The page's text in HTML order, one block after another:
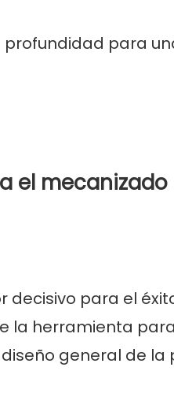
profundidad para
el mecanizado
para el
la herramienta
general de la